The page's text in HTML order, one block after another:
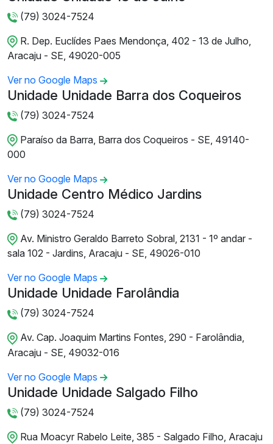
(79) 3024-7524
R. Dep. Euclídes Paes Mendonça, 402 - 13 de Julho,
Aracaju - SE, 49020-005
Ver no Google Maps
Unidade Unidade Barra dos Coqueiros
(79) 3024-7524
Paraíso da Barra, Barra dos Coqueiros - SE, 49140-
000
Ver no Google Maps
Unidade Centro Médico Jardins
(79) 3024-7524
Av. Ministro Geraldo Barreto Sobral, 2131 - 1º andar -
sala 102 - Jardins, Aracaju - SE, 49026-010
Ver no Google Maps
Unidade Unidade Farolândia
(79) 3024-7524
Av. Cap. Joaquim Martins Fontes, 290 - Farolândia,
Aracaju - SE, 49032-016
Ver no Google Maps
Unidade Unidade Salgado Filho
(79) 3024-7524
Rua Moacyr Rabelo Leite, 385 - Salgado Filho, Aracaju